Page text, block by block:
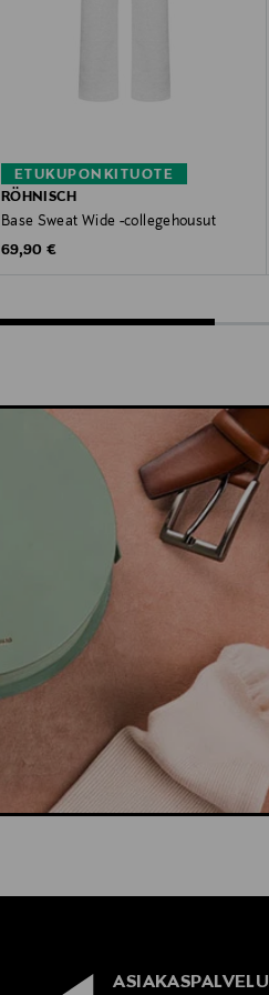
ETUKUPONKITUOTE
RÖHNISCH
Base Sweat Wide -collegehousut
Original Price
69,90 €
ASIAKASPALVELU